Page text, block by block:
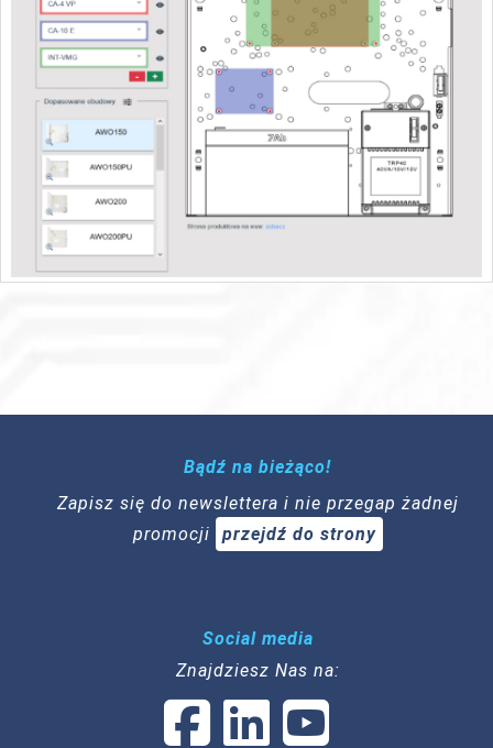
Bądź na bieżąco!
Zapisz się do newslettera i nie przegap żadnej
promocji
przejdź do strony
Social media
Znajdziesz Nas na: